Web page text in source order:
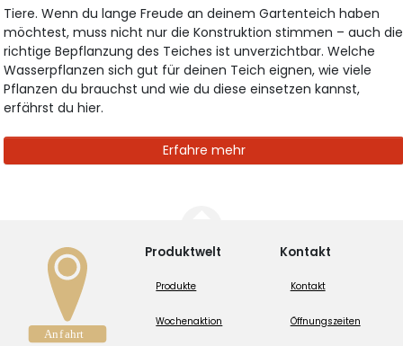
Tiere. Wenn du lange Freude an deinem Gartenteich haben
möchtest, muss nicht nur die Konstruktion stimmen – auch die
richtige Bepflanzung des Teiches ist unverzichtbar. Welche
Wasserpflanzen sich gut für deinen Teich eignen, wie viele
Pflanzen du brauchst und wie du diese einsetzen kannst,
erfährst du hier.
Erfahre mehr
Produktwelt
Produkte
Wochenaktion
Kontakt
Kontakt
Öffnungszeiten